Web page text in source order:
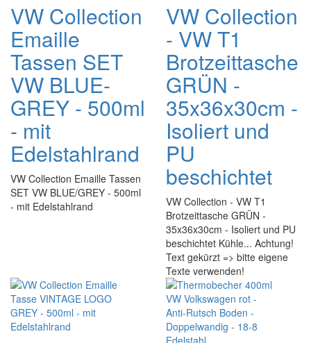
VW Collection
Emaille
Tassen SET
VW BLUE-
GREY - 500ml
- mit
Edelstahlrand
VW Collection Emaille Tassen
SET VW BLUE/GREY - 500ml
- mit Edelstahlrand
VW Collection
- VW T1
Brotzeittasche
GRÜN -
35x36x30cm -
Isoliert und
PU
beschichtet
VW Collection - VW T1
Brotzeittasche GRÜN -
35x36x30cm - Isoliert und PU
beschichtet Kühle... Achtung!
Text gekürzt => bitte eigene
Texte verwenden!